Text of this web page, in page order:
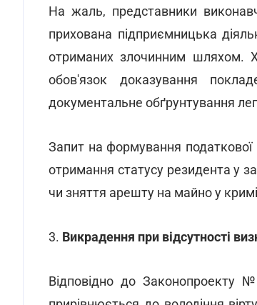
На жаль, представники
прихована підприємницька
отриманих злочинним шляхом.
обов'язок доказування
документальне обґрунтування
Запит на формування податкової
отримання статусу резидента у
чи зняття арешту на майно у
3. Викрадення при відсутності
Відповідно до Законопроекту